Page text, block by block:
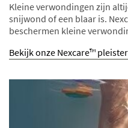
Kleine verwondingen zijn
snijwond of een blaar is.
beschermen kleine
Bekijk onze Nexcare™